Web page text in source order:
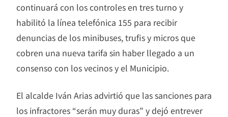
continuará con los controles en tres turno y
habilitó la línea telefónica 155 para recibir
denuncias de los minibuses, trufis y micros que
cobren una nueva tarifa sin haber llegado a un
consenso con los vecinos y el Municipio.
El alcalde Iván Arias advirtió que las sanciones para
los infractores “serán muy duras” y dejó entrever